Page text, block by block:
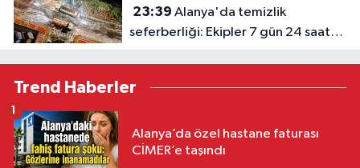
23:39
seferberliği: Ekipler 7 gün 24 saat
sahada
Trend Haberler
Alanya’da özel hastane faturası
CİMER’e taşındı
1